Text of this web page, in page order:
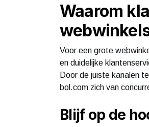
Waarom
Voor een grote
en duidelijke
Door de juiste kanalen
bol.com zich van
Blijf op de